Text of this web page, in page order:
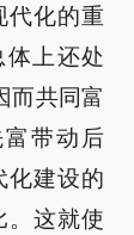
代化的重
上还处
而共同富
带动后
化建设的
。这就使